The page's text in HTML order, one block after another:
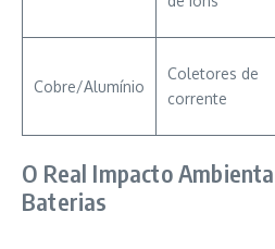
Cobre/Alumínio
Coletores de
corrente
O Real Impacto
Baterias